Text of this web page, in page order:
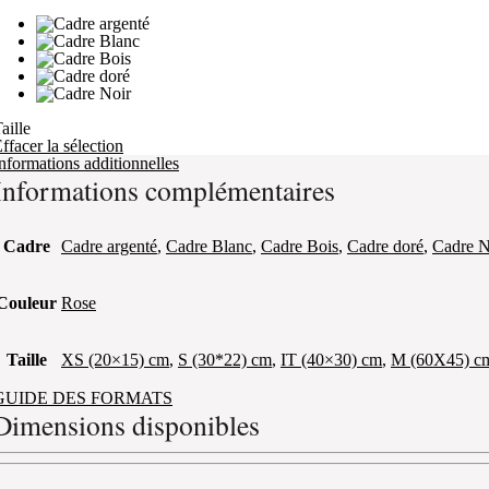
la sélection
additionnelles
complémentaires
Cadre Cadre argenté, Cadre Blanc, Cadre Bois, Cadre doré, Cadre
Rose
Taille XS (20×15) cm, S (30*22) cm, IT (40×30) cm, M (60X45)
DES FORMATS
disponibles